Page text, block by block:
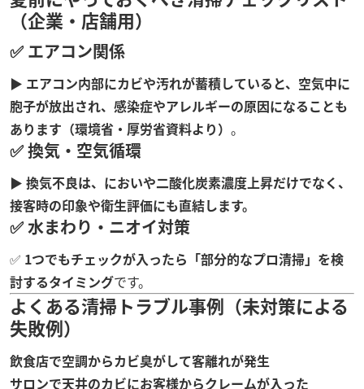
（企業・店舗用）
✅ エアコン関係
▶ エアコン内部にカビや汚れが蓄積していると、空気中に
胞子が放出され、感染症やアレルギーの原因になることも
あります（環境省・厚労省資料より） 。
✅ 換気・空気循環
▶ 換気不良は、においや二酸化炭素濃度上昇だけでなく、
接客時の印象や衛生評価にも直結します。
✅ 水まわり・ニオイ対策
✅ 1つでもチェックが入ったら「部分的なプロ清掃」を検
討するタイミングです。
よくある清掃トラブル事例（未対策による
失敗例）
飲食店で空調からカビ臭がして客離れが発生
サロンで天井のカビにお客様からクレームが入った